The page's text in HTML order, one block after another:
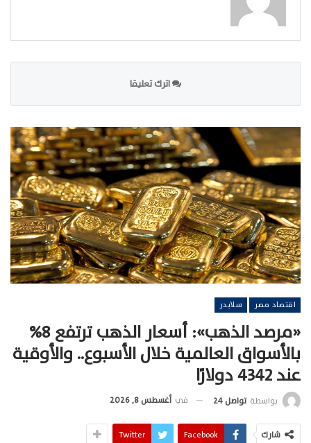
اترك تعليقا
اقتصاد مصر سلايدر
«مرصد الذهب»: أسعار الذهب ترتفع 8%
بالأسواق العالمية خلال الأسبوع.. والأوقية
عند 4342 دولارًا
بواسطة تواصل 24 في أغسطس 8, 2026
شارك Facebook
Twitter